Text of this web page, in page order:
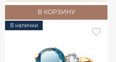
В КОРЗИНУ
В наличии